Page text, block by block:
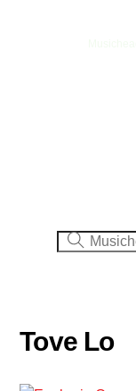
Tove Lo